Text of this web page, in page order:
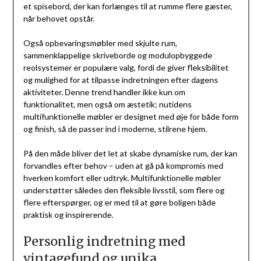
et spisebord, der kan forlænges til at rumme flere gæster,
når behovet opstår.
Også opbevaringsmøbler med skjulte rum,
sammenklappelige skriveborde og modulopbyggede
reolsystemer er populære valg, fordi de giver fleksibilitet
og mulighed for at tilpasse indretningen efter dagens
aktiviteter. Denne trend handler ikke kun om
funktionalitet, men også om æstetik; nutidens
multifunktionelle møbler er designet med øje for både form
og finish, så de passer ind i moderne, stilrene hjem.
På den måde bliver det let at skabe dynamiske rum, der kan
forvandles efter behov – uden at gå på kompromis med
hverken komfort eller udtryk. Multifunktionelle møbler
understøtter således den fleksible livsstil, som flere og
flere efterspørger, og er med til at gøre boligen både
praktisk og inspirerende.
Personlig indretning med